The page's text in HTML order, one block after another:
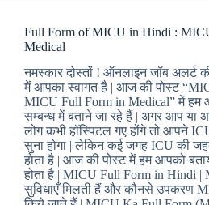
Full
Form
in
Hindi
Full Form of MICU in Hindi :
Medical
नमस्कार दोस्तों ! ऑनलाइन जॉब अलर्ट
में आपका स्वागत है | आज की पोस्ट
MICU Full Form in Medical” में
सम्बन्ध में बताने जा रहे हैं | अगर आप या
लोग कभी हॉस्पिटल गए होंगे तो आपने
सुना होगा | लेकिन कई जगह ICU की
होता है | आज की पोस्ट में हम आपको
होता है | MICU Full Form in Hindi |
सुविधाएँ मिलती हैं और कौनसे उपकरण